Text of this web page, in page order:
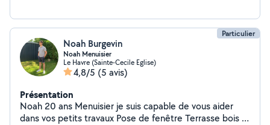
Particulier
Noah Burgevin
Noah Menuisier
Le Havre (Sainte-Cecile Eglise)
4,8/5 (5 avis)
Présentation
Noah 20 ans Menuisier je suis capable de vous aider
dans vos petits travaux Pose de fenêtre Terrasse bois /